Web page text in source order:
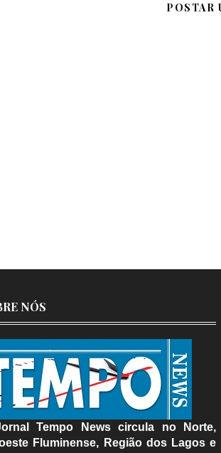
POSTAR
NÓS
Tempo News circula no Norte,
Fluminense, Região dos Lagos e